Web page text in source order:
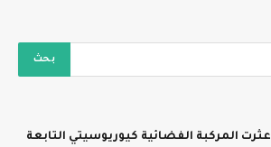
عثرت المركبة الفضائية كيوريوسيتي التابعة